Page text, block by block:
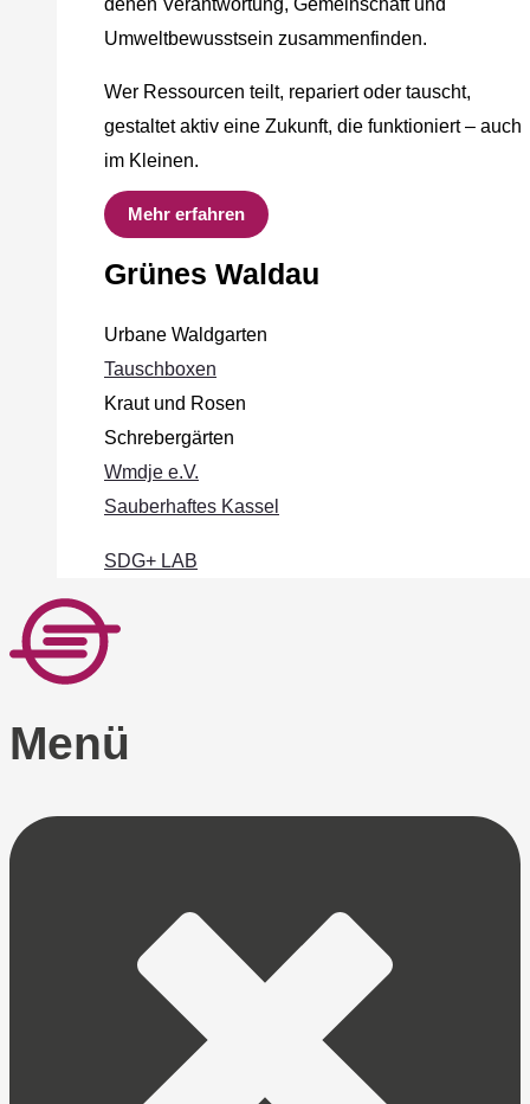
Umweltbewusstsein zusammenfinden.
Wer Ressourcen teilt, repariert oder tauscht,
gestaltet aktiv eine Zukunft, die funktioniert – auch
im Kleinen.
Mehr erfahren
Grünes Waldau
Urbane Waldgarten
Tauschboxen
Kraut und Rosen
Schrebergärten
Wmdje e.V.
Sauberhaftes Kassel
SDG+ LAB
Menü